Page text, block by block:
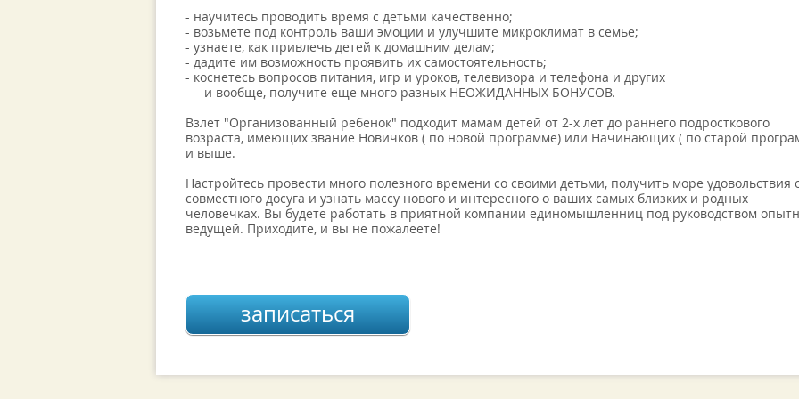
- научитесь проводить время с детьми качественно;
- возьмете под контроль ваши эмоции и улучшите микроклимат в семье;
- узнаете, как привлечь детей к домашним делам;
- дадите им возможность проявить их самостоятельность;
- коснетесь вопросов питания, игр и уроков, телевизора и телефона и других
- и вообще, получите еще много разных НЕОЖИДАННЫХ БОНУСОВ.
Взлет "Организованный ребенок" подходит мамам детей от 2-х лет до раннего подросткового
возраста, имеющих звание Новичков ( по новой программе) или Начинающих ( по старой
и выше.
Настройтесь провести много полезного времени со своими детьми, получить море удовольствия
совместного досуга и узнать массу нового и интересного о ваших самых близких и родных
человечках. Вы будете работать в приятной компании единомышленниц под руководством
ведущей. Приходите, и вы не пожалеете!
записаться